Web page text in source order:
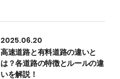
2025.06.20
高速道路と有料道路の違いと
は？各道路の特徴とルールの違
いを解説！